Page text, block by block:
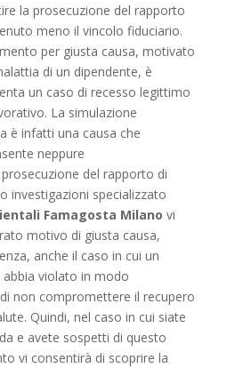
la prosecuzione del rapporto
meno il vincolo fiduciario.
per giusta causa, motivato
di un dipendente, è
un caso di recesso legittimo
La simulazione
è infatti una causa che
neppure
del rapporto di
investigazioni specializzato
Famagosta Milano vi
motivo di giusta causa,
anche il caso in cui un
violato in modo
non compromettere il recupero
Quindi, nel caso in cui siate
e avete sospetti di questo
vi consentirà di scoprire la